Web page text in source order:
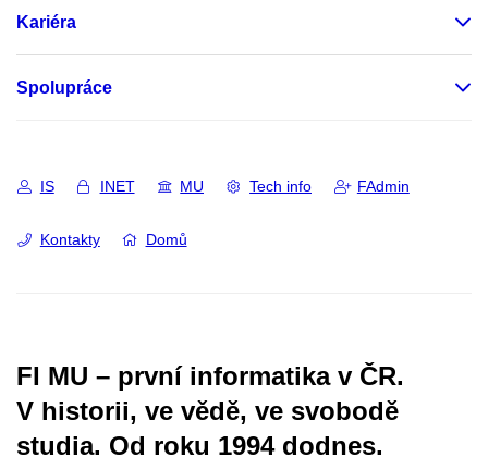
Kariéra
Spolupráce
IS INET MU Tech info FAdmin
Kontakty Domů
FI MU – první informatika v ČR.
V historii, ve vědě, ve svobodě
studia. Od roku 1994 dodnes.